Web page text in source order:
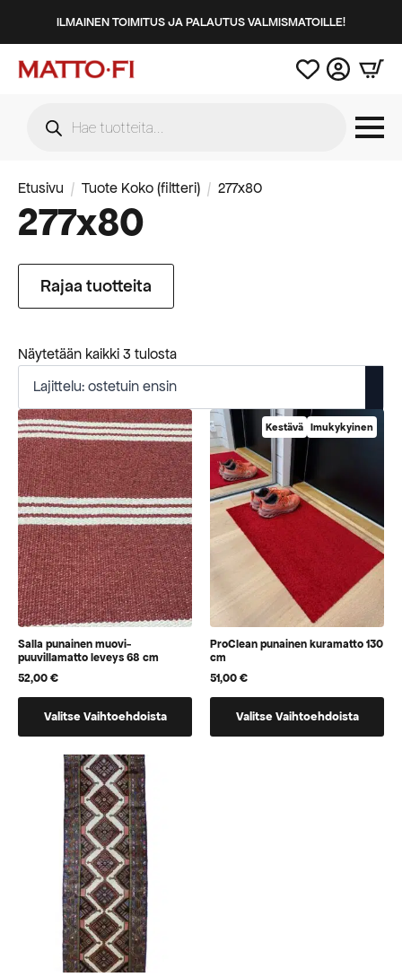
ILMAINEN TOIMITUS JA PALAUTUS VALMISMATOILLE!
search
Etusivu Tuote Koko (filtteri) 277x80
277x80
Rajaa tuotteita
Näytetään kaikki 3 tulostaSuosituimmat
Salla punainen muovi-
puuvillamatto leveys 68 cm
52,00€
Valitse Vaihtoehdoista
vaihtoehtoja,
voidaan
tuotteen
Kestävä Imukykyinen
ProClean punainen kuramatto 130
cm
51,00€
Valitse Vaihtoehdoista